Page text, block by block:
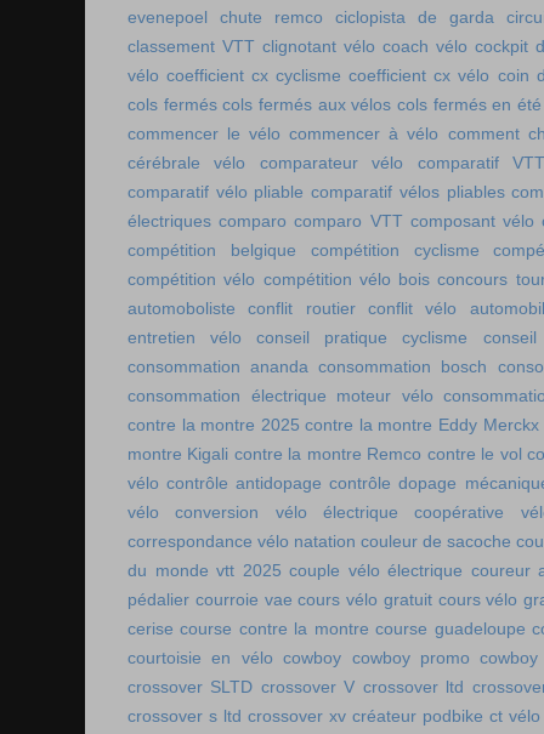
evenepoel
chute remco ciclopista de garda
classement VTT clignotant vélo coach vélo cockpit
vélo coefficient cx cyclisme coefficient cx vélo coin
cols fermés cols fermés aux vélos cols fermés en été
commencer le vélo commencer à vélo comment
cérébrale vélo
comparateur vélo
comparatif
comparatif vélo pliable comparatif vélos pliables
électriques comparo comparo VTT composant vélo
compétition belgique
compétition cyclisme
compétition vélo compétition vélo bois concours
automoboliste
conflit routier
conflit vélo
entretien vélo
conseil pratique cyclisme
consommation ananda consommation bosch
consommation électrique moteur vélo
contre la montre 2025 contre la montre Eddy Merckx
montre Kigali contre la montre Remco contre le vol
vélo contrôle antidopage contrôle dopage
vélo
conversion vélo électrique
coopérative
correspondance vélo natation couleur de sacoche
du monde vtt 2025 couple vélo électrique coureur
pédalier courroie vae cours vélo gratuit cours vélo
cerise course contre la montre course guadeloupe
courtoisie en vélo cowboy cowboy promo
crossover SLTD crossover V crossover ltd
crossover s ltd crossover xv créateur podbike ct vélo